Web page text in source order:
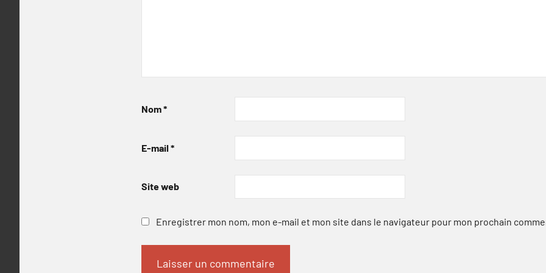
Nom*
E-mail *
Site web
Enregistrer mon nom, mon e-mail et mon site dans le navigateur pour mon prochain